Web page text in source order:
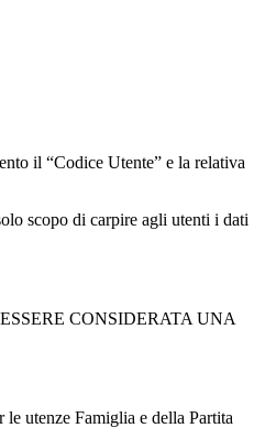
il “Codice Utente” e la relativa
scopo di carpire agli utenti i dati
CONSIDERATA UNA
utenze Famiglia e della Partita